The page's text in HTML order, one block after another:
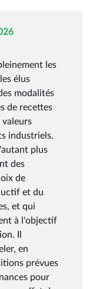
les
élus
modalités
de recettes
valeurs
industriels.
plus
des
de
et du
et qui
à l'objectif
Il
en
prévues
pour